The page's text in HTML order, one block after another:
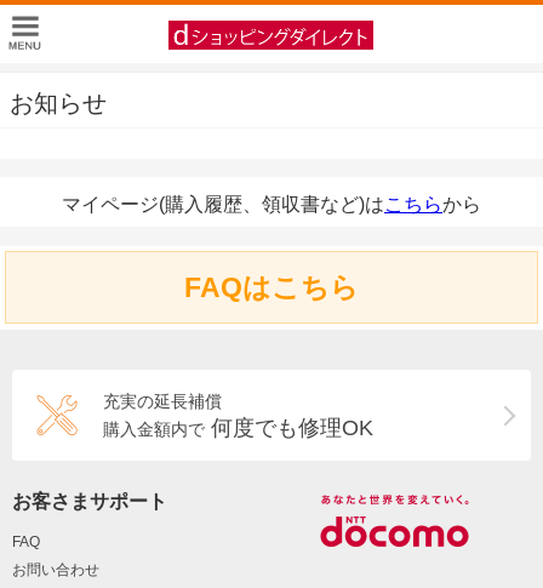
お知らせ
マイページ(購入履歴、領収書など)はこちらから
FAQはこちら
充実の延長補償
購入金額内で 何度でも修理OK
お客さまサポート
FAQ
お問い合わせ